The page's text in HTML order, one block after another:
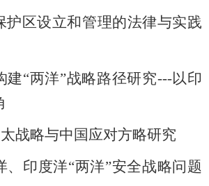
护区设立和管理的法律与实践
建“两洋”战略路径研究---以印
战略与中国应对方略研究
、印度洋“两洋”安全战略问题